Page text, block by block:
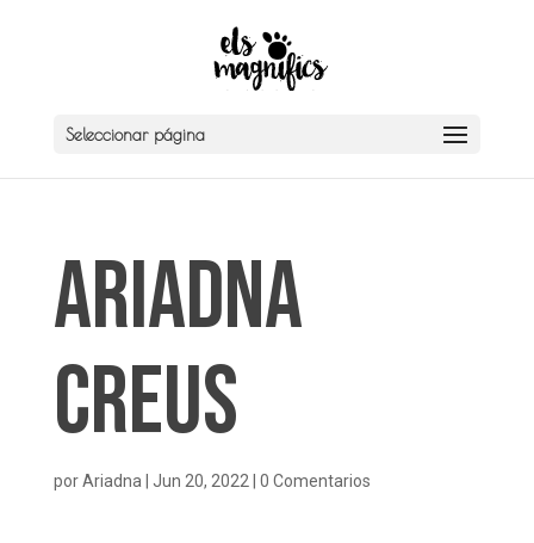
Seleccionar página
Ariadna
Creus
porAriadna Jun 20, 2022 0 Comentarios